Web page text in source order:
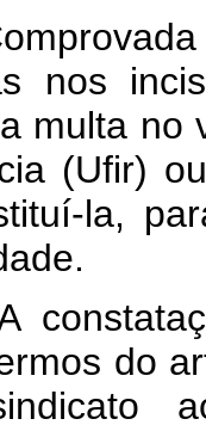
nos
multa no
(Ufir)
la,
do